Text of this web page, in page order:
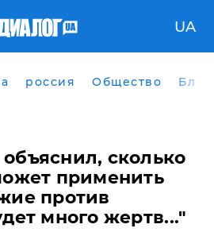
UA
россия Общество
сколько
применить
против
много жертв..."